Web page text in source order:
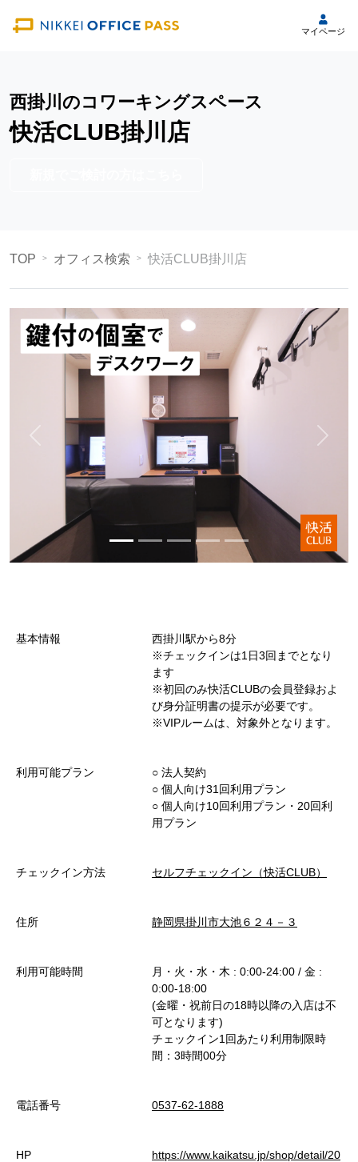
マイページ
西掛川のコワーキングスペース
快活CLUB掛川店
TOP オフィス検索 快活CLUB掛川店
基本情報
西掛川駅から8分
※チェックインは1日3回までとなり
ます
※初回のみ快活CLUBの会員登録およ
び身分証明書の提示が必要です。
※VIPルームは、対象外となります。
利用可能プラン
○︎ 法人契約
○︎ 個人向け31回利用プラン
○︎ 個人向け10回利用プラン・20回利
用プラン
チェックイン方法 セルフチェックイン（快活CLUB）
住所 静岡県掛川市大池６２４－３
利用可能時間
月・火・水・木 : 0:00-24:00 / 金 :
0:00-18:00
(金曜・祝前日の18時以降の入店は不
可となります)
チェックイン1回あたり利用制限時
間：3時間00分
電話番号 0537-62-1888
HP
https://www.kaikatsu.jp/shop/detail/20